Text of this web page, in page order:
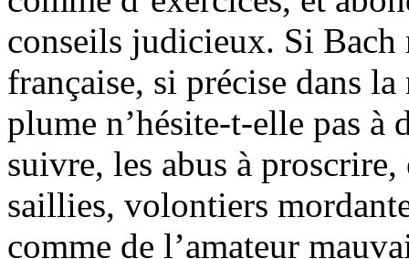
conseils judicieux. Si Bach
française, si précise dans
plume n’hésite-t-elle pas à
suivre, les abus à
saillies, volontiers
comme de l’amateur